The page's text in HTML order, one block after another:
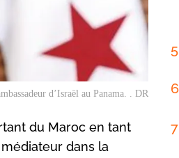
d’Israël au Panama. . DR
du Maroc en tant
dans la
5
6
7